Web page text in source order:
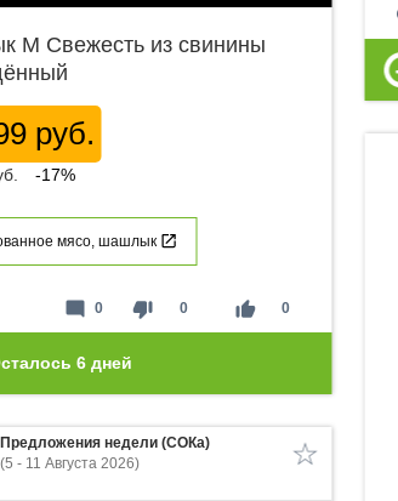
М Свежесть из свинины
руб.
-17%
мясо, шашлык
thumb_down 0 thumb_up 0
mode_comment 0
6 дней
Предложения недели (СОКа)
(5 - 11 Августа 2026)